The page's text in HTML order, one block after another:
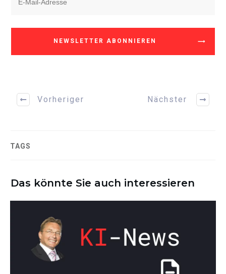
NEWSLETTER ABONNIEREN
Vorheriger Nächster
TAGS
Das könnte Sie auch interessieren